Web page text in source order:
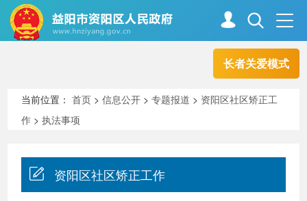
长者关爱模式
走进资阳
新闻中心 解读回应
当前位置：首页 >信息公开 >专题报道 > 资阳区社区矫正工
作 >执法事项
资阳区社区矫正工作